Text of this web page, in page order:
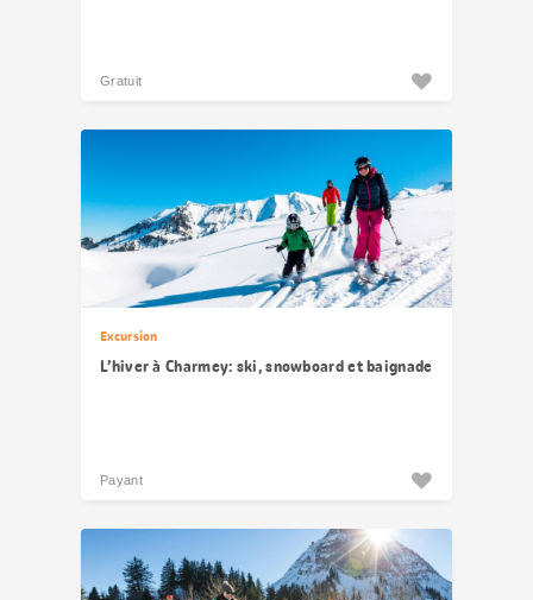
Gratuit
Excursion
L’hiver à Charmey: ski, snowboard et baignade
Payant